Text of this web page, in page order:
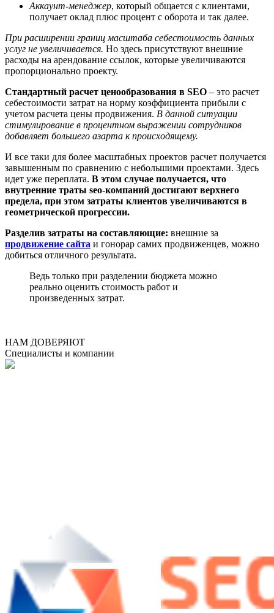
Аккаунт-менеджер, который общается с клиентами,
получает оклад плюс процент с оборота и так далее.
При расширении границ масштаба себестоимость данных
услуг не увеличивается. Но здесь присутствуют внешние
расходы на арендование ссылок, которые увеличиваются
пропорционально проекту.
Стандартный расчет ценообразования в SEO – это расчет
себестоимости затрат на норму коэффициента прибыли с
учетом расчета цены продвижения. В данной ситуации
стимулирование в процентном выражении сотрудников
добавляет большего азарта к происходящему.
И все таки для более масштабных проектов расчет получается
завышенным по сравнению с небольшими проектами. Здесь
идет уже переплата. В этом случае получается, что
внутренние траты seo-компаний достигают верхнего
предела, при этом затраты клиентов увеличиваются в
геометрической прогрессии.
Разделив затраты на составляющие: внешние за
продвижение сайта и гонорар самих продвиженцев, можно
добиться отличного результата.
Ведь только при разделении бюджета можно
реально оценить стоимость работ и
произведенных затрат.
НАМ ДОВЕРЯЮТ
Специалисты и компании